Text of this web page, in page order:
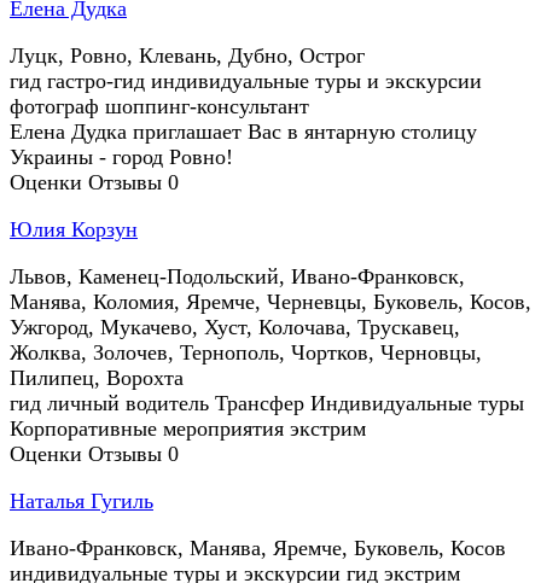
Елена Дудка
Луцк, Ровно, Клевань, Дубно, Острог
гид гастро-гид индивидуальные туры и экскурсии
фотограф шоппинг-консультант
Елена Дудка приглашает Вас в янтарную столицу
Украины - город Ровно!
Оценки Отзывы 0
Юлия Корзун
Львов, Каменец-Подольский, Ивано-Франковск,
Манява, Коломия, Яремче, Черневцы, Буковель, Косoв,
Ужгород, Мукачево, Хуст, Колочава, Трускавец,
Жолква, Золочев, Тернополь, Чортков, Черновцы,
Пилипец, Ворохта
гид личный водитель Трансфер Индивидуальные туры
Корпоративные мероприятия экстрим
Оценки Отзывы 0
Наталья Гугиль
Ивано-Франковск, Манява, Яремче, Буковель, Косoв
индивидуальные туры и экскурсии гид экстрим